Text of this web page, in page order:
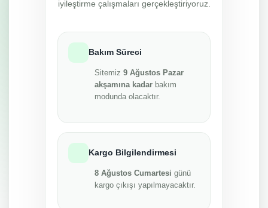
iyileştirme çalışmaları gerçekleştiriyoruz.
Bakım Süreci
Sitemiz 9 Ağustos Pazar
akşamına kadar bakım
modunda olacaktır.
Kargo Bilgilendirmesi
8 Ağustos Cumartesi günü
kargo çıkışı yapılmayacaktır.